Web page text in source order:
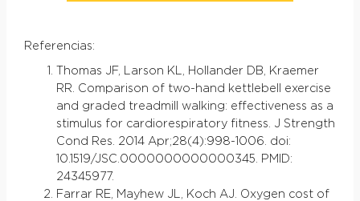
Referencias:
Thomas JF, Larson KL, Hollander DB, Kraemer
RR. Comparison of two-hand kettlebell exercise
and graded treadmill walking: effectiveness as a
stimulus for cardiorespiratory fitness. J Strength
Cond Res. 2014 Apr;28(4):998-1006. doi:
10.1519/JSC.0000000000000345. PMID:
24345977.
Farrar RE, Mayhew JL, Koch AJ. Oxygen cost of